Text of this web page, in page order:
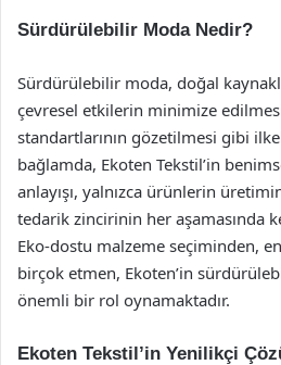
Sürdürülebilir Moda Nedir?
Sürdürülebilir moda, doğal
çevresel etkilerin minimize
standartlarının gözetilmesi gibi
bağlamda, Ekoten Tekstil’in
anlayışı, yalnızca ürünlerin
tedarik zincirinin her aşamasında
Eko-dostu malzeme seçiminden,
birçok etmen, Ekoten’in
önemli bir rol oynamaktadır.
Ekoten Tekstil’in Yenilikçi